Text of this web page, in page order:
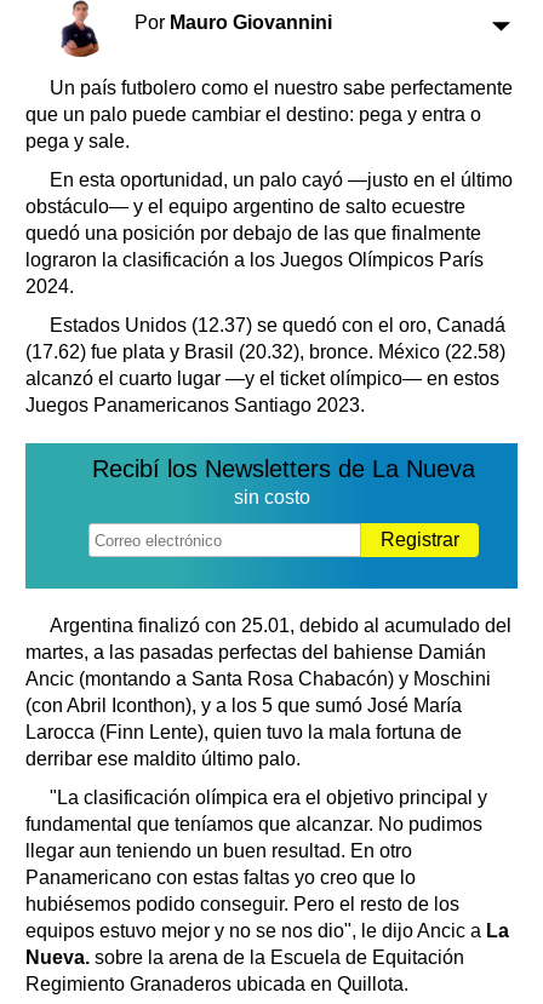
Clasificados
Horóscopo
Suplementos
Servicios
Farmacias
Loterías
Datos Útiles
Fúnebres
Por Mauro Giovannini
Un país futbolero como el nuestro sabe perfectamente
que un palo puede cambiar el destino: pega y entra o
pega y sale.
En esta oportunidad, un palo cayó ―justo en el último
obstáculo― y el equipo argentino de salto ecuestre
quedó una posición por debajo de las que finalmente
lograron la clasificación a los Juegos Olímpicos París
2024.
Estados Unidos (12.37) se quedó con el oro, Canadá
(17.62) fue plata y Brasil (20.32), bronce. México (22.58)
alcanzó el cuarto lugar ―y el ticket olímpico― en estos
Juegos Panamericanos Santiago 2023.
Recibí los Newsletters de La Nueva
sin costo
Registrar
Argentina finalizó con 25.01, debido al acumulado del
martes, a las pasadas perfectas del bahiense Damián
Ancic (montando a Santa Rosa Chabacón) y Moschini
(con Abril Iconthon), y a los 5 que sumó José María
Larocca (Finn Lente), quien tuvo la mala fortuna de
derribar ese maldito último palo.
"La clasificación olímpica era el objetivo principal y
fundamental que teníamos que alcanzar. No pudimos
llegar aun teniendo un buen resultad. En otro
Panamericano con estas faltas yo creo que lo
hubiésemos podido conseguir. Pero el resto de los
equipos estuvo mejor y no se nos dio", le dijo Ancic a La
Nueva. sobre la arena de la Escuela de Equitación
Regimiento Granaderos ubicada en Quillota.